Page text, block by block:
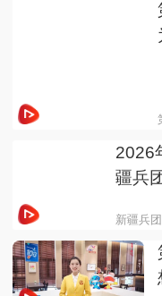
2026
疆兵
新疆兵团